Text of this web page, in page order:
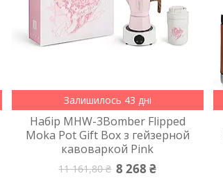
Залишилось 43 дні
Набір MHW-3Bomber Flipped
Moka Pot Gift Box з гейзерной
кавоваркой Pink
11 161,80 ₴ 8 268 ₴